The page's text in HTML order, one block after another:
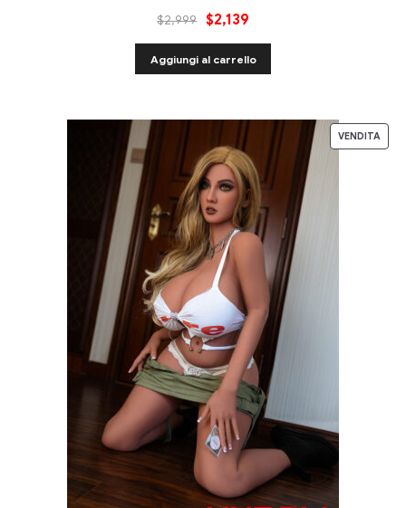
$2,999 $2,139
Aggiungi al carrello
VENDITA